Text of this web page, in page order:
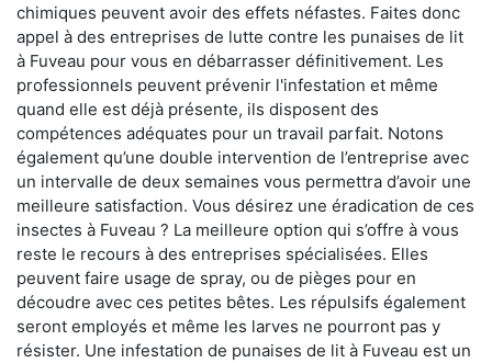
chimiques peuvent avoir des effets néfastes. Faites donc
appel à des entreprises de lutte contre les punaises de lit
à Fuveau pour vous en débarrasser définitivement. Les
professionnels peuvent prévenir l'infestation et même
quand elle est déjà présente, ils disposent des
compétences adéquates pour un travail parfait. Notons
également qu’une double intervention de l’entreprise avec
un intervalle de deux semaines vous permettra d’avoir une
meilleure satisfaction. Vous désirez une éradication de ces
insectes à Fuveau ? La meilleure option qui s’offre à vous
reste le recours à des entreprises spécialisées. Elles
peuvent faire usage de spray, ou de pièges pour en
découdre avec ces petites bêtes. Les répulsifs également
seront employés et même les larves ne pourront pas y
résister. Une infestation de punaises de lit à Fuveau est un